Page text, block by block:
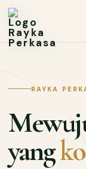
RAYKA
yang